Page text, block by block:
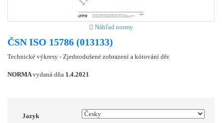
Náhľad normy
ČSN ISO 15786 (013133)
Technické výkresy - Zjednodušené zobrazení a kótování děr.
NORMAvydaná dňa 1.4.2021
Jazyk